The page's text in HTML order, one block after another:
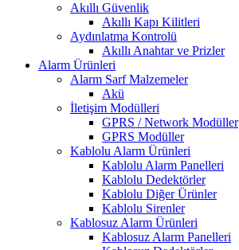
Akıllı Güvenlik
Akıllı Kapı Kilitleri
Aydınlatma Kontrolü
Akıllı Anahtar ve Prizler
Alarm Ürünleri
Alarm Sarf Malzemeler
Akü
İletişim Modülleri
GPRS / Network Modüller
GPRS Modüller
Kablolu Alarm Ürünleri
Kablolu Alarm Panelleri
Kablolu Dedektörler
Kablolu Diğer Ürünler
Kablolu Sirenler
Kablosuz Alarm Ürünleri
Kablosuz Alarm Panelleri